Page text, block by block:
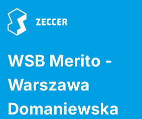
WSB Merito -
Warszawa
Domaniewska